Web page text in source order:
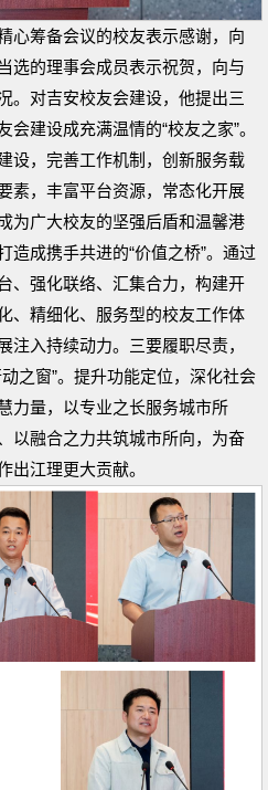
心筹备会议的校友表示感谢，向
选的理事会成员表示祝贺，向与
。对吉安校友会建设，他提出三
建设成充满温情的“校友之家”。
设，完善工作机制，创新服务载
素，丰富平台资源，常态化开展
为广大校友的坚强后盾和温馨港
造成携手共进的“价值之桥”。通过
、强化联络、汇集合力，构建开
、精细化、服务型的校友工作体
注入持续动力。三要履职尽责，
之窗”。提升功能定位，深化社会
力量，以专业之长服务城市所
以融合之力共筑城市所向，为奋
出江理更大贡献。